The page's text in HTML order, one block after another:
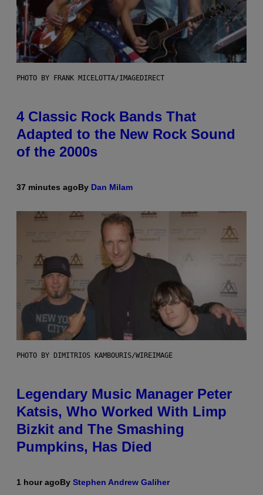
PHOTO BY FRANK MICELOTTA/IMAGEDIRECT
4 Classic Rock Bands That
Adapted to the New Rock Sound
of the 2000s
37 minutes agoBy Dan Milam
PHOTO BY DIMITRIOS KAMBOURIS/WIREIMAGE
Legendary Music Manager Peter
Katsis, Who Worked With Limp
Bizkit and The Smashing
Pumpkins, Has Died
1 hour agoBy Stephen Andrew Galiher